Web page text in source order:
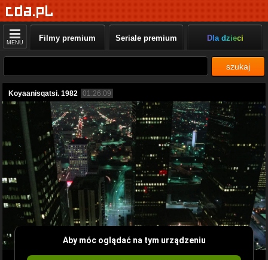
MENU Filmy premium Seriale premium Dla dzieci
szukaj
Koyaanisqatsi. 1982 01:26:09
Aby móc oglądać na tym urządzeniu